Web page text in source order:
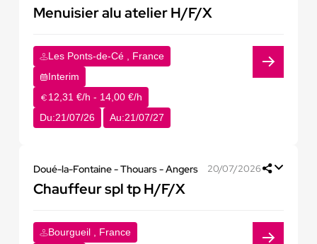
Menuisier alu atelier H/F/X
Les Ponts-de-Cé , France
Interim
12,31 €/h - 14,00 €/h
Du:21/07/26 Au:21/07/27
Doué-la-Fontaine - Thouars - Angers 20/07/2026
Chauffeur spl tp H/F/X
Bourgueil , France